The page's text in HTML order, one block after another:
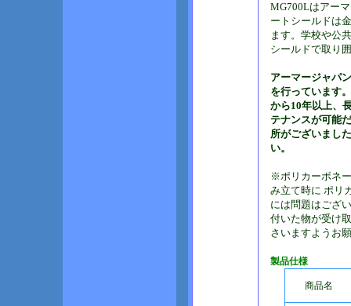
MG700Lはアー
ートシールドは
ます。学校や公
シールドで取り
アーマージャパ
を行っています
から10年以上、
テナンスが可能
所がございまし
い。
※ポリカーボネ
み立て時に ポリ
には問題はござ
付いた物が受け
さいますようお
製品仕様
商品名